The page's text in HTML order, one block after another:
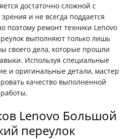
достаточно сложной с
и не всегда поддается
поэтому ремонт техники Lenovo
выполняют только лишь
своего дела, которые прошли
Используя специальные
и оригинальные детали, мастер
качество выполненной
работы.
Lenovo Большой
переулок